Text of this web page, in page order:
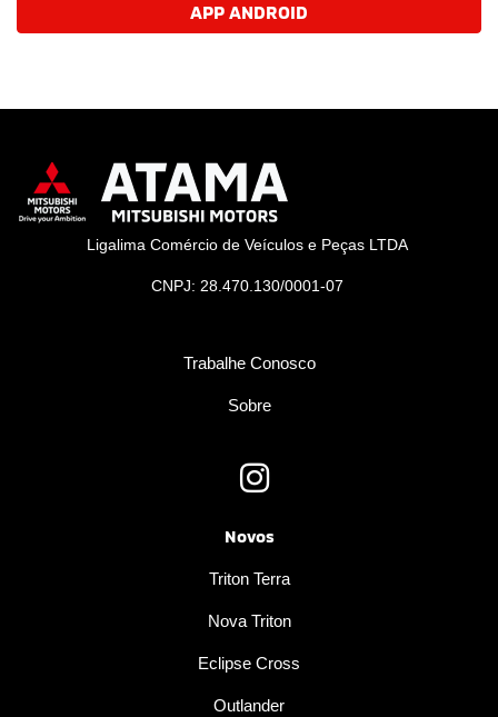
APP ANDROID
Ligalima Comércio de Veículos e Peças LTDA
CNPJ: 28.470.130/0001-07
Trabalhe Conosco
Sobre
Novos
Triton Terra
Nova Triton
Eclipse Cross
Outlander